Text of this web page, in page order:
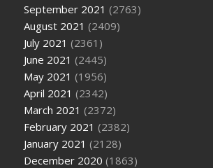
September 2021 (2763)
August 2021 (2409)
July 2021 (2361)
June 2021 (2445)
May 2021 (1956)
April 2021 (2342)
March 2021 (2372)
February 2021 (2382)
January 2021 (2128)
December 2020 (1863)